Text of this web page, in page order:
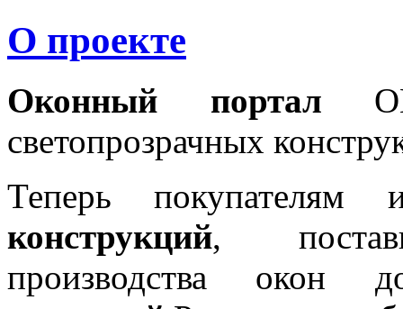
О проекте
Оконный портал
светопрозрачных
Теперь покупателям
конструкций,
производства окон